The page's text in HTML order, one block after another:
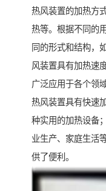
热风装置的加热方
热等。根据不同的
同的形式和结构，
风装置具有加热速
广泛应用于各个领域
热风装置具有快速
种实用的加热设备
业生产、家庭生活
供了便利。